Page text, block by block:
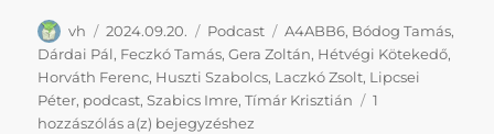
Szerző
vh Közzétéve
2024.09.20. Kategória
Podcast Címke
A4ABB6, Bódog Tamás,
Dárdai Pál, Feczkó Tamás,Gera Zoltán, Hétvégi Kötekedő,
Horváth Ferenc, Huszti Szabolcs, Laczkó Zsolt, Lipcsei
Péter, podcast,Szabics Imre,Tímár Krisztián
1
hozzászólás a(z) [HK009]
bejegyzéshez